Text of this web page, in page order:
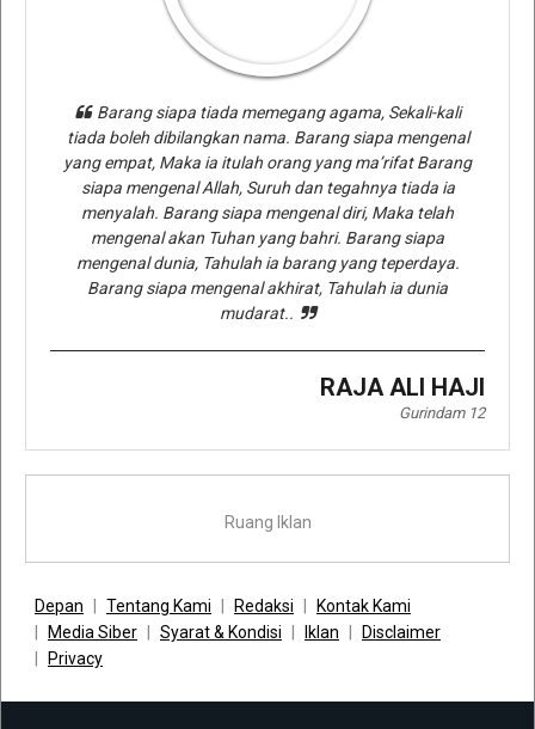
Barang siapa tiada memegang agama, Sekali-kali
tiada boleh dibilangkan nama. Barang siapa mengenal
yang empat, Maka ia itulah orang yang ma’rifat Barang
siapa mengenal Allah, Suruh dan tegahnya tiada ia
menyalah. Barang siapa mengenal diri, Maka telah
mengenal akan Tuhan yang bahri. Barang siapa
mengenal dunia, Tahulah ia barang yang teperdaya.
Barang siapa mengenal akhirat, Tahulah ia dunia
mudarat..
RAJA ALI HAJI
Gurindam 12
Ruang Iklan
Depan Tentang Kami Redaksi
Kontak Kami
Media Siber
Syarat & Kondisi Iklan
Disclaimer
Privacy